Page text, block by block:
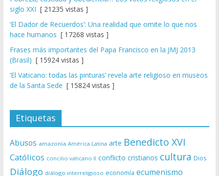
siglo XXI [ 21235 vistas ]
‘El Dador de Recuerdos’: Una realidad que omite lo que nos
hace humanos [ 17268 vistas ]
Frases más importantes del Papa Francisco en la JMJ 2013
(Brasil) [ 15924 vistas ]
‘El Vaticano: todas las pinturas’ revela arte religioso en museos
de la Santa Sede [ 15824 vistas ]
Etiquetas
Abusos amazonía América Latina arte Benedicto XVI
Católicos concilio vaticano II conflicto cristianos cultura Dios
Diálogo diálogo interreligioso economía ecumenismo